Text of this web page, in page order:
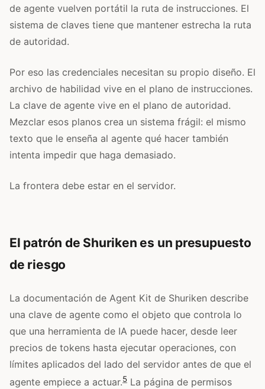
de agente vuelven portátil la ruta de instrucciones. El
sistema de claves tiene que mantener estrecha la ruta
de autoridad.
Por eso las credenciales necesitan su propio diseño. El
archivo de habilidad vive en el plano de instrucciones.
La clave de agente vive en el plano de autoridad.
Mezclar esos planos crea un sistema frágil: el mismo
texto que le enseña al agente qué hacer también
intenta impedir que haga demasiado.
La frontera debe estar en el servidor.
El patrón de Shuriken es un presupuesto
de riesgo
La documentación de Agent Kit de Shuriken describe
una clave de agente como el objeto que controla lo
que una herramienta de IA puede hacer, desde leer
precios de tokens hasta ejecutar operaciones, con
límites aplicados del lado del servidor antes de que el
agente empiece a actuar.5 La página de permisos